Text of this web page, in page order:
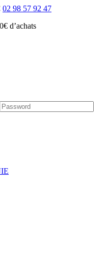
02 98 57 92 47
d’achats